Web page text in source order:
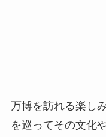
万博を訪れる楽し
を巡ってその文化